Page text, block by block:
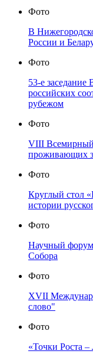
Фото
В
России и
Фото
53-е заседание
российских
рубежом
Фото
VIII Всемирный
проживающих
Фото
Круглый стол
истории
Фото
Научный форум
Собора
Фото
XVII
слово"
Фото
«Точки Роста –